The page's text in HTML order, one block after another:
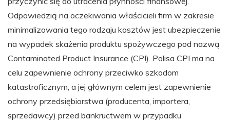
Odpowiedzią na oczekiwania właścicieli firm w zakresie
minimalizowania tego rodzaju kosztów jest ubezpieczenie
na wypadek skażenia produktu spożywczego pod nazwą
Contaminated Product Insurance (CPI). Polisa CPI ma na
celu zapewnienie ochrony przeciwko szkodom
katastroficznym, a jej głównym celem jest zapewnienie
ochrony przedsiębiorstwa (producenta, importera,
sprzedawcy) przed bankructwem w przypadku